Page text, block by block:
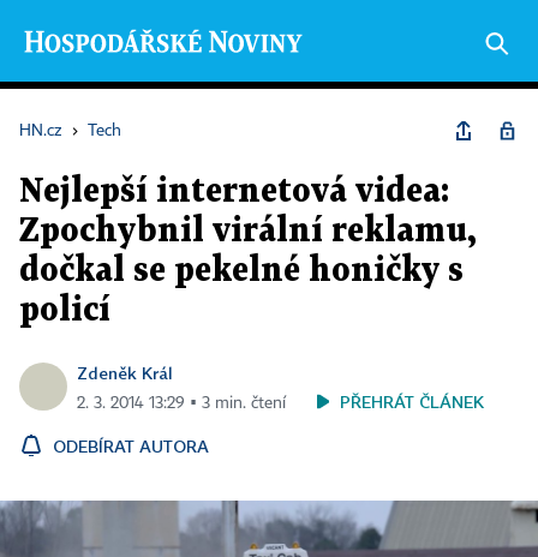
HN.cz › Tech
Nejlepší internetová videa:
Zpochybnil virální reklamu,
dočkal se pekelné honičky s
policí
Zdeněk Král
2. 3. 2014 13:29 ▪ 3 min. čtení PŘEHRÁT ČLÁNEK
ODEBÍRAT AUTORA